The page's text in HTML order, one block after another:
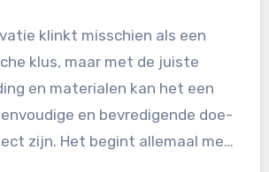
klinkt misschien als een
klus, maar met de juiste
en materialen kan het een
en bevredigende doe-
zijn. Het begint allemaal met